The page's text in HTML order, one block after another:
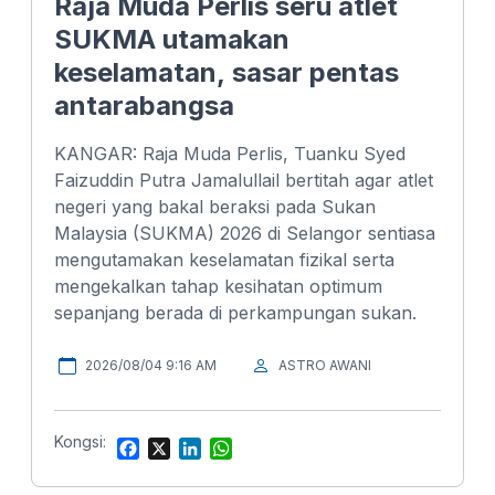
Raja Muda Perlis seru atlet
SUKMA utamakan
keselamatan, sasar pentas
antarabangsa
KANGAR: Raja Muda Perlis, Tuanku Syed
Faizuddin Putra Jamalullail bertitah agar atlet
negeri yang bakal beraksi pada Sukan
Malaysia (SUKMA) 2026 di Selangor sentiasa
mengutamakan keselamatan fizikal serta
mengekalkan tahap kesihatan optimum
sepanjang berada di perkampungan sukan.
2026/08/04 9:16 AM ASTRO AWANI
Kongsi: